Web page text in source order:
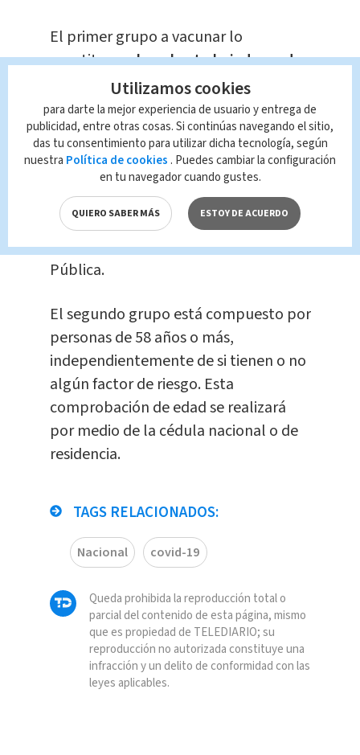
El primer grupo a vacunar lo
constituyen:las y los trabajadores de
la CCSS, el Ministerio de Salud, el
personal que labora en los hospitales
privados, la CNE, Bomberos, Cruz
Rojay los cuerpos policiales de:
seguridad, tránsito, migración,
penitenciarios, municipales y OIJ; es
por ello que ya ha iniciado la
vacunación en oficiales de la Fuerza
Pública.
El segundo grupo está compuesto por
personas de 58 años o más,
independientemente de si tienen o no
algún factor de riesgo. Esta
comprobación de edad se realizará
por medio de la cédula nacional o de
residencia.
TAGS RELACIONADOS:
Nacional covid-19
Queda prohibida la reproducción total o
parcial del contenido de esta página, mismo
que es propiedad de TELEDIARIO; su
reproducción no autorizada constituye una
infracción y un delito de conformidad con las
leyes aplicables.
Utilizamos cookies
para darte la mejor experiencia de usuario y entrega de
publicidad, entre otras cosas. Si continúas navegando el sitio,
das tu consentimiento para utilizar dicha tecnología, según
nuestra Política de cookies . Puedes cambiar la configuración
en tu navegador cuando gustes.
QUIERO SABER MÁS ESTOY DE ACUERDO